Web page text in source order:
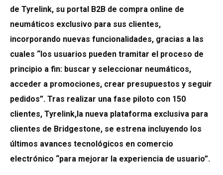
de Tyrelink, su portal B2B de compra online de
neumáticos exclusivo para sus clientes,
incorporando nuevas funcionalidades, gracias a las
cuales “los usuarios pueden tramitar el proceso de
principio a fin: buscar y seleccionar neumáticos,
acceder a promociones, crear presupuestos y seguir
pedidos”. Tras realizar una fase piloto con 150
clientes, Tyrelink,la nueva plataforma exclusiva para
clientes de Bridgestone, se estrena incluyendo los
últimos avances tecnológicos en comercio
electrónico “para mejorar la experiencia de usuario”.